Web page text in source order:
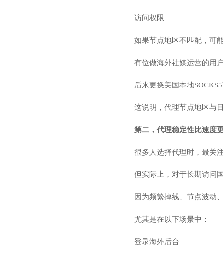
访问权限
如果节点地区不匹配，可
有位做海外社媒运营的用
后来更换美国本地
这说明，代理节点地区与
第二，代理稳定性比速度
很多人选择代理时，最关
但实际上，对于长期访问
因为频繁掉线、节点波动
尤其是在以下场景中：
登录海外后台